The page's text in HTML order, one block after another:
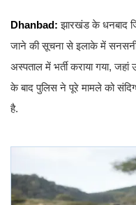
Dhanbad: झारखंड के धनबाद
जाने की सूचना से इलाके में
अस्पताल में भर्ती कराया गया,
के बाद पुलिस ने पूरे मामले को
है.